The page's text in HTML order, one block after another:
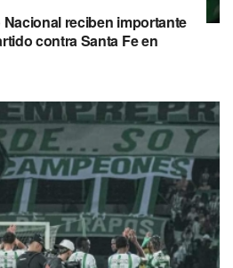
reciben importante
contra Santa Fe en